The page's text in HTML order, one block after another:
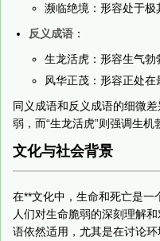
濒临绝境：形容处于极
反义成语 ：
生龙活虎：形容生气勃
风华正茂：形容正处在
同义成语和反义成语的细微
弱，而“生龙活虎”则强调生机
文化与社会背景
在**文化中，生命和死亡是一
人们对生命脆弱的深刻理解
语依然适用，尤其是在讨论